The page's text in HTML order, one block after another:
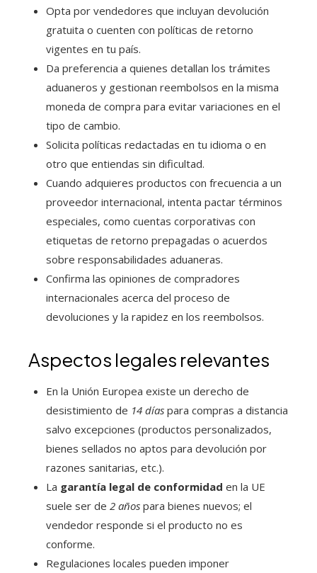
Opta por vendedores que incluyan devolución
gratuita o cuenten con políticas de retorno
vigentes en tu país.
Da preferencia a quienes detallan los trámites
aduaneros y gestionan reembolsos en la misma
moneda de compra para evitar variaciones en el
tipo de cambio.
Solicita políticas redactadas en tu idioma o en
otro que entiendas sin dificultad.
Cuando adquieres productos con frecuencia a un
proveedor internacional, intenta pactar términos
especiales, como cuentas corporativas con
etiquetas de retorno prepagadas o acuerdos
sobre responsabilidades aduaneras.
Confirma las opiniones de compradores
internacionales acerca del proceso de
devoluciones y la rapidez en los reembolsos.
Aspectos legales relevantes
En la Unión Europea existe un derecho de
desistimiento de 14 días para compras a distancia
salvo excepciones (productos personalizados,
bienes sellados no aptos para devolución por
razones sanitarias, etc.).
La garantía legal de conformidad en la UE
suele ser de 2 años para bienes nuevos; el
vendedor responde si el producto no es
conforme.
Regulaciones locales pueden imponer